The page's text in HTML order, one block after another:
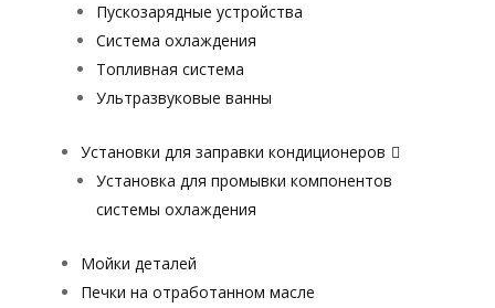
Пускозарядные устройства
Система охлаждения
Топливная система
Ультразвуковые ванны
Установки для заправки кондиционеров
Установка для промывки компонентов
системы охлаждения
Мойки деталей
Печки на отработанном масле